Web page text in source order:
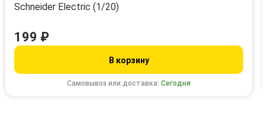
Schneider Electric (1/20)
Самовывоз или доставка:Сегодня
199 ₽
В корзину